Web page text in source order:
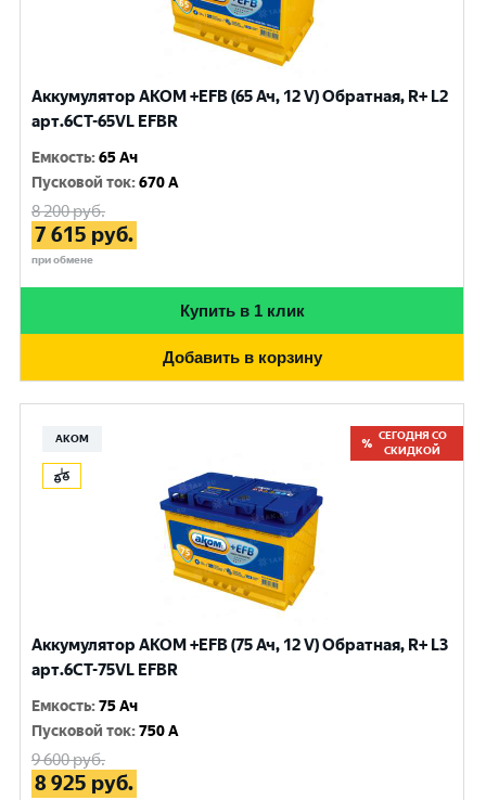
Аккумулятор AKOM +EFB (65 Ач, 12 V) Обратная, R+ L2
арт.6CT-65VL EFBR
Емкость:65 Ач
Пусковой ток:670 A
8 200руб.
7 615 руб.
при обмене
Купить в 1 клик
Добавить в корзину
АКОМ
СЕГОДНЯ СО
СКИДКОЙ
Аккумулятор AKOM +EFB (75 Ач, 12 V) Обратная, R+ L3
арт.6СТ-75VL EFBR
Емкость:75 Ач
Пусковой ток:750 A
9 600руб.
8 925 руб.